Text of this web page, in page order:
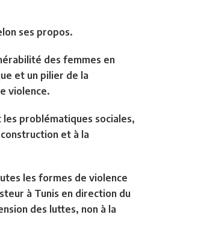
ses propos.
des femmes en
et un pilier de la
violence.
problématiques sociales,
et à la
les formes de violence
à Tunis en direction du
des luttes, non à la